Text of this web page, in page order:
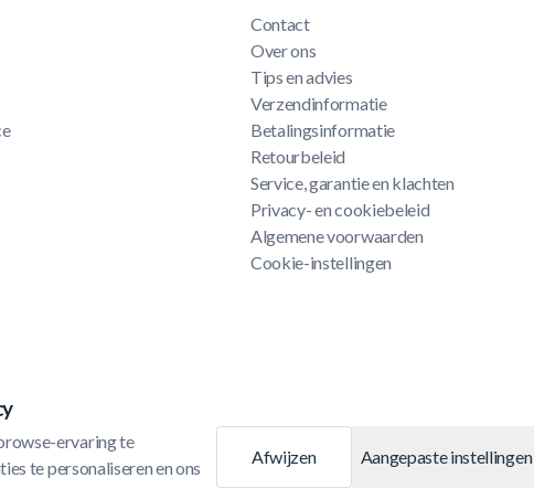
ervaring te
te personaliseren en ons
Afwijzen Aangepaste instellingen
Contact
Over ons
Tips en advies
Verzendinformatie
Betalingsinformatie
Retourbeleid
Service, garantie en klachten
Privacy- en cookiebeleid
Algemene voorwaarden
Cookie-instellingen